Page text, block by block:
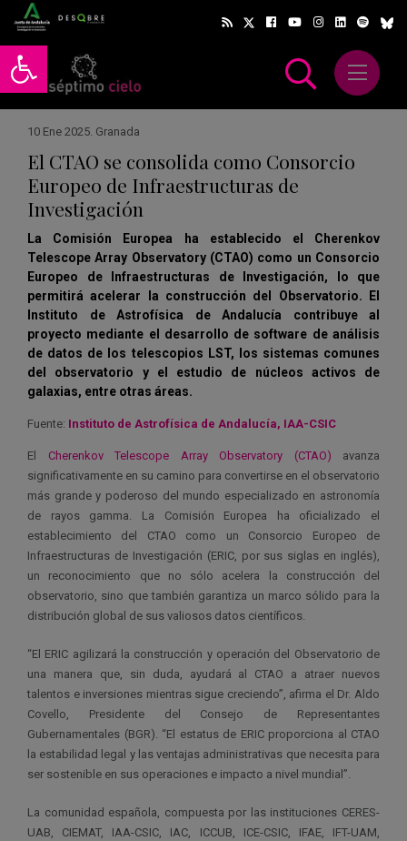
Abrir barra de herramientas
Abrir
10 Ene 2025. Granada
El CTAO se consolida como Consorcio
Europeo de Infraestructuras de
Investigación
La Comisión Europea ha establecido el Cherenkov
Telescope Array Observatory (CTAO) como un Consorcio
Europeo de Infraestructuras de Investigación, lo que
permitirá acelerar la construcción del Observatorio. El
Instituto de Astrofísica de Andalucía contribuye al
proyecto mediante el desarrollo de software de análisis
de datos de los telescopios LST, los sistemas comunes
del observatorio y el estudio de núcleos activos de
galaxias, entre otras áreas.
Fuente: Instituto de Astrofísica de Andalucía, IAA-CSIC
El Cherenkov Telescope Array Observatory (CTAO) avanza
significativamente en su camino para convertirse en el observatorio
más grande y poderoso del mundo especializado en astronomía
de rayos gamma. La Comisión Europea ha oficializado el
establecimiento del CTAO como un Consorcio Europeo de
Infraestructuras de Investigación (ERIC, por sus siglas en inglés),
un reconocimiento que no sólo acelera la construcción del
observatorio, sino que también garantiza un marco sólido para la
distribución global de sus valiosos datos científicos.
“El ERIC agilizará la construcción y operación del Observatorio de
una manera que, sin duda, ayudará al CTAO a atraer nuevos
talentos e inversiones mientras sigue creciendo”, afirma el Dr. Aldo
Covello, Presidente del Consejo de Representantes
Gubernamentales (BGR). “El estatus de ERIC proporciona al CTAO
la estabilidad legal y las ventajas administrativas que necesita para
ser sostenible en sus operaciones e impacto a nivel mundial”.
La comunidad española, compuesta por las instituciones CERES-
UAB, CIEMAT, IAA-CSIC, IAC, ICCUB, ICE-CSIC, IFAE, IFT-UAM,